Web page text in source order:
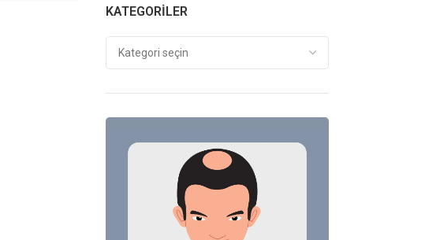
KATEGORILER